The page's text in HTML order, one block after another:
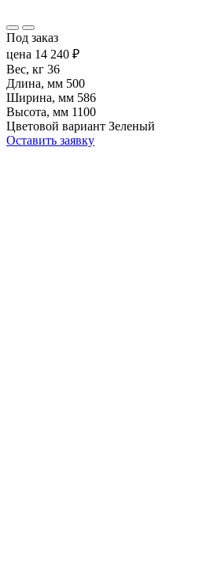
Под заказ
цена 14 240 ₽
Вес, кг 36
Длина, мм 500
Ширина, мм 586
Высота, мм 1100
Цветовой вариант Зеленый
Оставить заявку